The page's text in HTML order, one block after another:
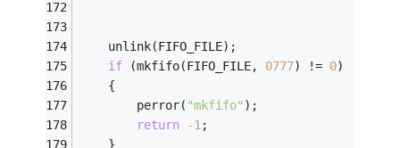
	unlink(FIFO_FILE);
if (mkfifo(FIFO_FILE, 0777) != 0)
	{
		perror(
"mkfifo" );
return
-1;
	}